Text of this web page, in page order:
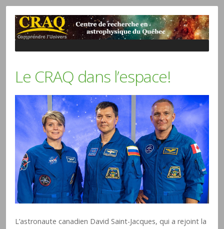
Le CRAQ dans l’espace!
L’astronaute canadien David Saint-Jacques, qui a rejoint la